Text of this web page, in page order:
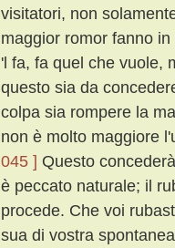
visitatori, non
maggior romor fanno
'l fa, fa quel che vuole,
questo sia da
colpa sia rompere la
non è molto maggiore
045 ] Questo
è peccato naturale; il
procede. Che voi
sua di vostra